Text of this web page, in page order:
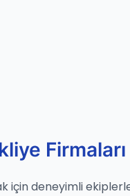
Firmaları
deneyimli